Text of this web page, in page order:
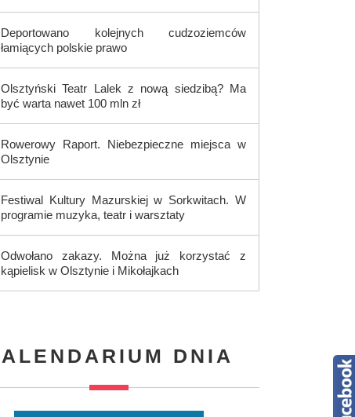
Deportowano kolejnych cudzoziemców
łamiących polskie prawo
Olsztyński Teatr Lalek z nową siedzibą? Ma
być warta nawet 100 mln zł
Rowerowy Raport. Niebezpieczne miejsca w
Olsztynie
Festiwal Kultury Mazurskiej w Sorkwitach. W
programie muzyka, teatr i warsztaty
Odwołano zakazy. Można już korzystać z
kąpielisk w Olsztynie i Mikołajkach
DNIA